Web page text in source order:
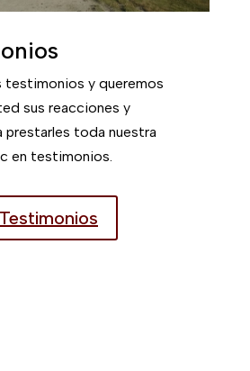
testimonios y queremos
sus reacciones y
prestarles toda nuestra
en testimonios.
Testimonios